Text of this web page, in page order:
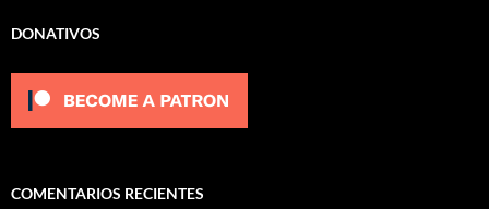
DONATIVOS
COMENTARIOS RECIENTES